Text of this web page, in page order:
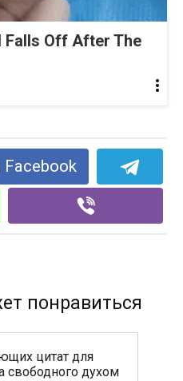
Falls Off After The
понравиться
цитат для
свободного духом